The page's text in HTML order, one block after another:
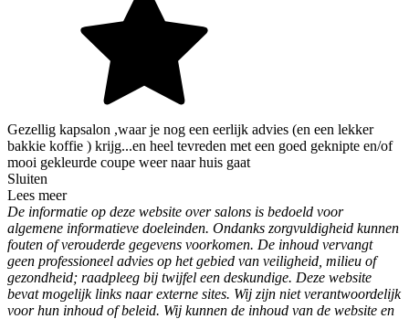
Gezellig kapsalon ,waar je nog een eerlijk advies (en een lekker
bakkie koffie ) krijg...en heel tevreden met een goed geknipte en/of
mooi gekleurde coupe weer naar huis gaat
Sluiten
Lees meer
De informatie op deze website over salons is bedoeld voor
algemene informatieve doeleinden. Ondanks zorgvuldigheid kunnen
fouten of verouderde gegevens voorkomen. De inhoud vervangt
geen professioneel advies op het gebied van veiligheid, milieu of
gezondheid; raadpleeg bij twijfel een deskundige. Deze website
bevat mogelijk links naar externe sites. Wij zijn niet verantwoordelijk
voor hun inhoud of beleid. Wij kunnen de inhoud van de website en